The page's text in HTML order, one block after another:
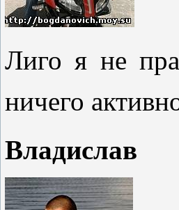
Лиго я не
ничего
Владислав